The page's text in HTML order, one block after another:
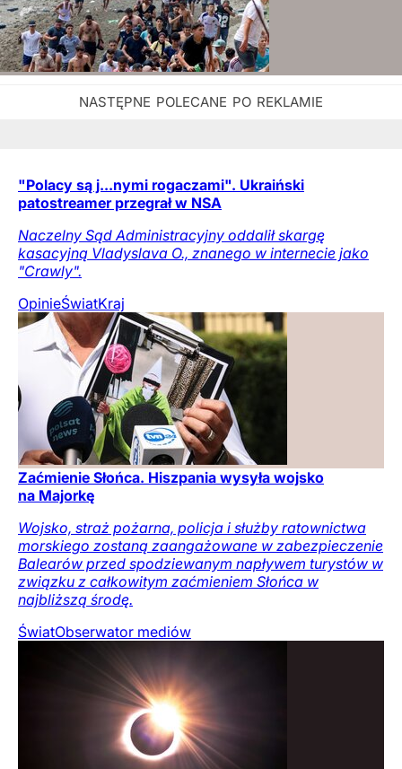
"Polacy są j...nymi rogaczami". Ukraiński
patostreamer przegrał w NSA
Naczelny Sąd Administracyjny oddalił skargę
kasacyjną Vladyslava O., znanego w internecie jako
"Crawly".
OpinieŚwiatKraj
Zaćmienie Słońca. Hiszpania wysyła wojsko
na Majorkę
Wojsko, straż pożarna, policja i służby ratownictwa
morskiego zostaną zaangażowane w zabezpieczenie
Balearów przed spodziewanym napływem turystów w
związku z całkowitym zaćmieniem Słońca w
najbliższą środę.
ŚwiatObserwator mediów